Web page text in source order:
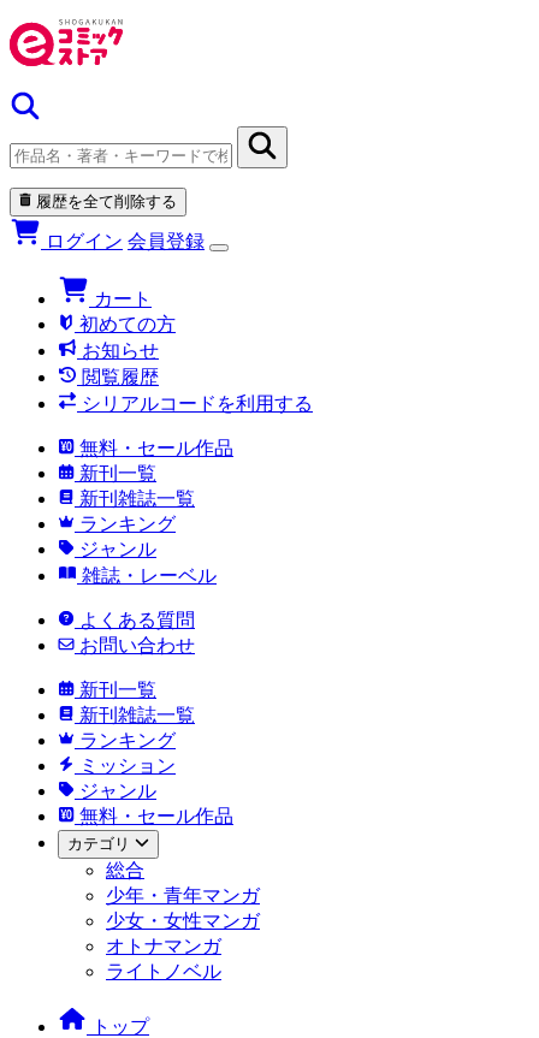
履歴を全て削除する
ログイン 会員登録
カート
初めての方
お知らせ
閲覧履歴
シリアルコードを利用する
無料・セール作品
新刊一覧
新刊雑誌一覧
ランキング
ジャンル
雑誌・レーベル
よくある質問
お問い合わせ
新刊一覧
新刊雑誌一覧
ランキング
ミッション
ジャンル
無料・セール作品
カテゴリ
総合
少年・青年マンガ
少女・女性マンガ
オトナマンガ
ライトノベル
トップ